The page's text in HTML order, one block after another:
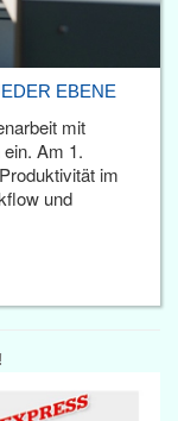
EBENE
mit
Am 1.
im
und